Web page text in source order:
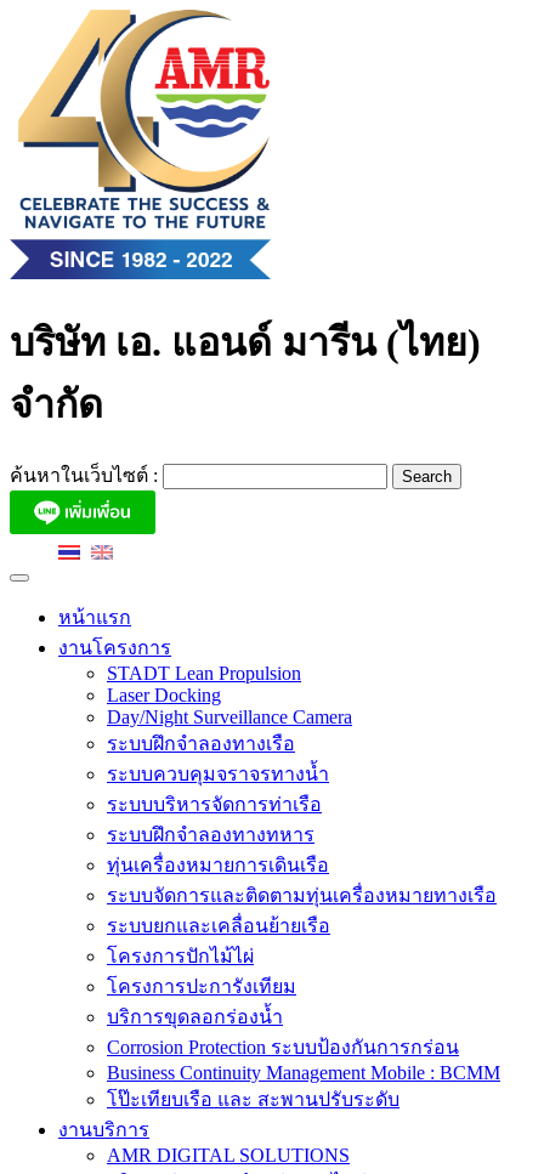
content
บริษัท เอ. แอนด์ มารีน (ไทย)
จำกัด
ค้นหาในเว็บไซต์ :
หน้าแรก
งานโครงการ
STADT Lean Propulsion
Laser Docking
Day/Night Surveillance Camera
ระบบฝึกจำลองทางเรือ
ระบบควบคุมจราจรทางน้ำ
ระบบบริหารจัดการท่าเรือ
ระบบฝึกจำลองทางทหาร
ทุ่นเครื่องหมายการเดินเรือ
ระบบจัดการและติดตามทุ่นเครื่องหมายทางเรือ
ระบบยกและเคลื่อนย้ายเรือ
โครงการปักไม้ไผ่
โครงการปะการังเทียม
บริการขุดลอกร่องน้ำ
Corrosion Protection ระบบป้องกันการกร่อน
Business Continuity Management Mobile : BCMM
โป๊ะเทียบเรือ และ สะพานปรับระดับ
งานบริการ
AMR DIGITAL SOLUTIONS